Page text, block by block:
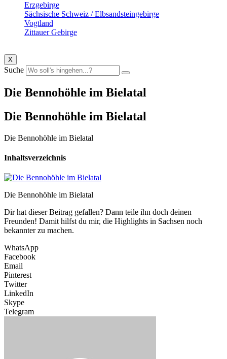
Erzgebirge
Sächsische Schweiz / Elbsandsteingebirge
Vogtland
Zittauer Gebirge
X
Suche
Die Bennohöhle im Bielatal
Die Bennohöhle im Bielatal
Die Bennohöhle im Bielatal
Inhaltsverzeichnis
Die Bennohöhle im Bielatal
Dir hat dieser Beitrag gefallen? Dann teile ihn doch deinen
Freunden! Damit hilfst du mir, die Highlights in Sachsen noch
bekannter zu machen.
WhatsApp
Facebook
Email
Pinterest
Twitter
LinkedIn
Skype
Telegram